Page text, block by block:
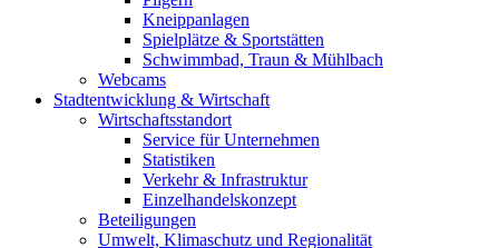
Kneippanlagen
Spielplätze & Sportstätten
Schwimmbad, Traun & Mühlbach
Webcams
Stadtentwicklung & Wirtschaft
Wirtschaftsstandort
Service für Unternehmen
Statistiken
Verkehr & Infrastruktur
Einzelhandelskonzept
Beteiligungen
Umwelt, Klimaschutz und Regionalität